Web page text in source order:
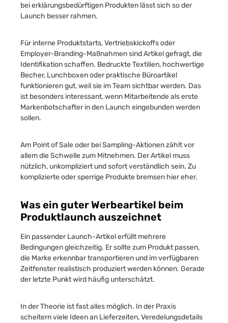
bei erklärungsbedürftigen Produkten lässt sich so der
Launch besser rahmen.
Für interne Produktstarts, Vertriebskickoffs oder
Employer-Branding-Maßnahmen sind Artikel gefragt, die
Identifikation schaffen. Bedruckte Textilien, hochwertige
Becher, Lunchboxen oder praktische Büroartikel
funktionieren gut, weil sie im Team sichtbar werden. Das
ist besonders interessant, wenn Mitarbeitende als erste
Markenbotschafter in den Launch eingebunden werden
sollen.
Am Point of Sale oder bei Sampling-Aktionen zählt vor
allem die Schwelle zum Mitnehmen. Der Artikel muss
nützlich, unkompliziert und sofort verständlich sein. Zu
komplizierte oder sperrige Produkte bremsen hier eher.
Was ein guter Werbeartikel beim
Produktlaunch auszeichnet
Ein passender Launch-Artikel erfüllt mehrere
Bedingungen gleichzeitig. Er sollte zum Produkt passen,
die Marke erkennbar transportieren und im verfügbaren
Zeitfenster realistisch produziert werden können. Gerade
der letzte Punkt wird häufig unterschätzt.
In der Theorie ist fast alles möglich. In der Praxis
scheitern viele Ideen an Lieferzeiten, Veredelungsdetails